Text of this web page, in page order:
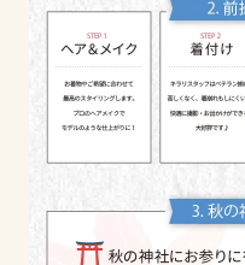
臨時休業のお知らせ
2024.03.30
全店
川越 浦和
悪質な割引クーポンサイ
2024.03.28
全店